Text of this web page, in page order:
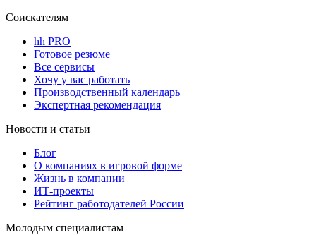
Соискателям
hh PRO
Готовое резюме
Все сервисы
Хочу у вас работать
Производственный календарь
Экспертная рекомендация
Новости и статьи
Блог
О компаниях в игровой форме
Жизнь в компании
ИТ-проекты
Рейтинг работодателей России
Молодым специалистам